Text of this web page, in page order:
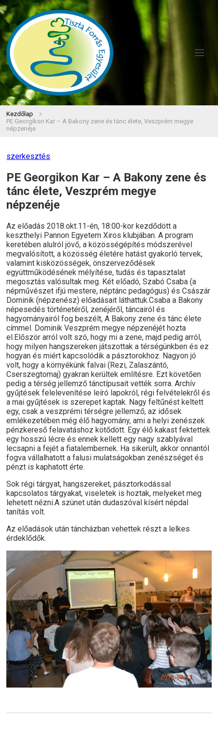
Kezdőlap
PE Georgikon Kar – A Bakony zene és tánc élete, Veszprém megye
népzenéje
szerkesztés
PE Georgikon Kar – A Bakony zene és
tánc élete, Veszprém megye
népzenéje
Az előadás 2018.okt.11-én, 18:00-kor kezdődött a
keszthelyi Pannon Egyetem Xiros klubjában. A program
keretében alulról jövő, a közösségépítés módszerével
megvalósított, a közösség életére hatást gyakorló tervek,
valamint kisközösségek, önszerveződések
együttműködésének mélyítése, tudás és tapasztalat
megosztás valósultak meg. Két előadó, Szabó Csaba (a
népművészet ifjú mestere, néptánc pedagógus) és Császár
Dominik (népzenész) előadásait láthattuk.Csaba a Bakony
népesedés történetéről, zenéjéről, táncairól és
hagyományairól fog beszélt, A Bakony zene és tánc élete
címmel. Dominik Veszprém megye népzenéjét hozta
el.Először arról volt szó, hogy mi a zene, majd pedig arról,
hogy milyen hangszereken játszottak a térségünkben és ez
hogyan és miért kapcsolódik a pásztorokhoz. Nagyon jó
volt, hogy a környékünk falvai (Rezi, Zalaszántó,
Cserszegtomaj) gyakran kerültek említésre. Ezt követően
pedig a térség jellemző tánctípusait vették sorra. Archív
gyűjtések felelevenítése leíró lapokról, régi felvételekről és
a mai gyűjtések is szerepet kaptak. Nagy feltűnést keltett
egy, csak a veszprémi térségre jellemző, az idősek
emlékezetében még élő hagyomány, ami a helyi zenészek
pénzkereső felavatáshoz kötődött. Egy élő kakast fektettek
egy hosszú lécre és ennek kellett egy nagy szablyával
lecsapni a fejét a fiatalembernek. Ha sikerült, akkor onnantól
fogva vállalhatott a falusi mulatságokban zenészséget és
pénzt is kaphatott érte.
Sok régi tárgyat, hangszereket, pásztorkodással
kapcsolatos tárgyakat, viseletek is hoztak, melyeket meg
lehetett nézni.A szünet után dudaszóval kísért népdal
tanítás volt.
Az előadások után táncházban vehettek részt a lelkes
érdeklődők.